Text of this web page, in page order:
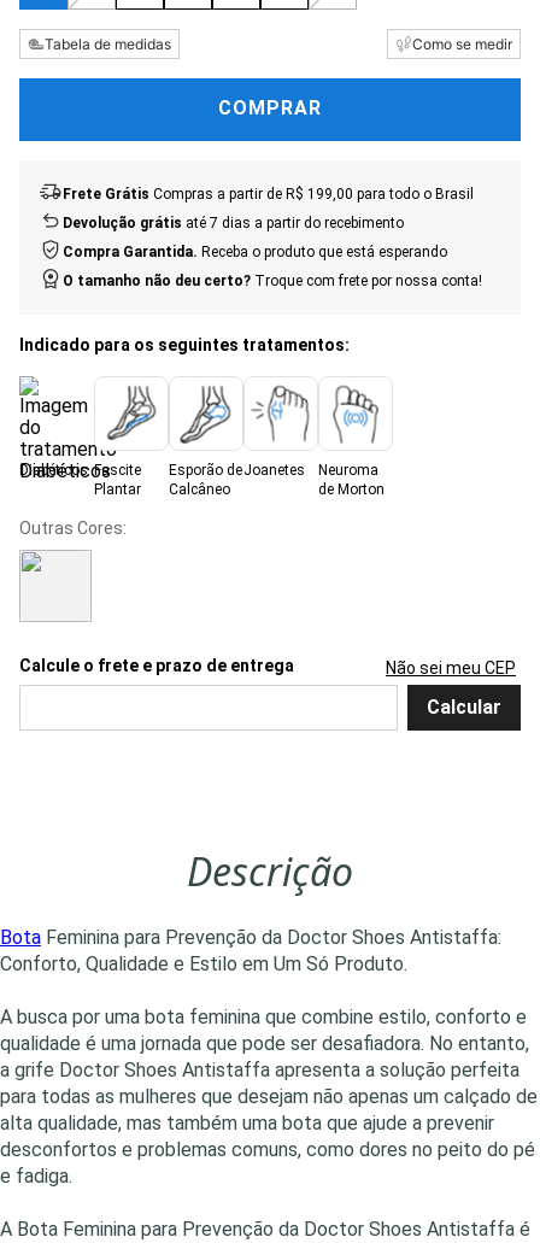
Tabela de medidas Como se medir
COMPRAR
Frete Grátis Compras a partir de R$ 199,00 para todo o Brasil
Devolução grátis até 7 dias a partir do recebimento
Compra Garantida. Receba o produto que está esperando
O tamanho não deu certo? Troque com frete por nossa conta!
Indicado para os seguintes tratamentos:
Diabéticos Fascite
Plantar
Esporão de
Calcâneo
Joanetes
Neuroma
de Morton
Não sei meu CEP
Descrição
Bota Feminina para Prevenção da Doctor Shoes Antistaffa:
Conforto, Qualidade e Estilo em Um Só Produto.
A busca por uma bota feminina que combine estilo, conforto e
qualidade é uma jornada que pode ser desafiadora. No entanto,
a grife Doctor Shoes Antistaffa apresenta a solução perfeita
para todas as mulheres que desejam não apenas um calçado de
alta qualidade, mas também uma bota que ajude a prevenir
desconfortos e problemas comuns, como dores no peito do pé
e fadiga.
A Bota Feminina para Prevenção da Doctor Shoes Antistaffa é